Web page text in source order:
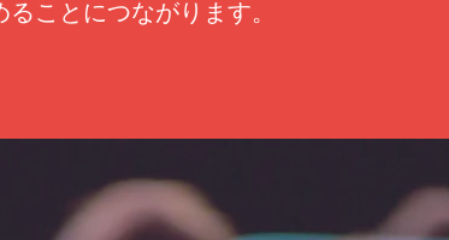
ことにつながります。